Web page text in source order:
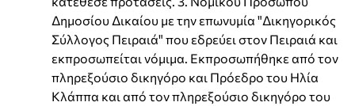
Δημοσίου Δικαίου με την επωνυμία "Δικηγορικός
Σύλλογος Πειραιά" που εδρεύει στον Πειραιά και
εκπροσωπείται νόμιμα. Εκπροσωπήθηκε από τον
πληρεξούσιο δικηγόρο και Πρόεδρο του Ηλία
Κλάππα και από τον πληρεξούσιο δικηγόρο του